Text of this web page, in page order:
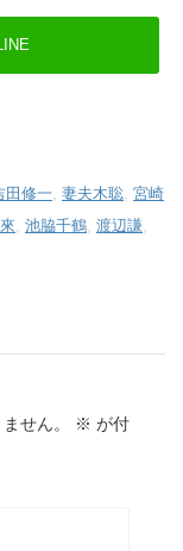
田修一 妻夫木聡 宮崎
池脇千鶴 渡辺謙
せん。 ※ が付